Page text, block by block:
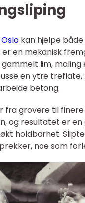
kan hjelpe
en mekanisk
lim, maling
en ytre
betong.
grovere til
og resultatet er
holdbarhet.
noe som